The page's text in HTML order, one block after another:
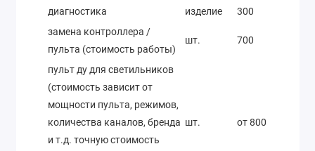
диагностика
изделие
300
замена контроллера /
пульта (стоимость работы)
шт. 700
пульт ду для светильников
(стоимость зависит от
мощности пульта, режимов,
количества каналов, бренда
и т.д. точную стоимость
шт. от 800